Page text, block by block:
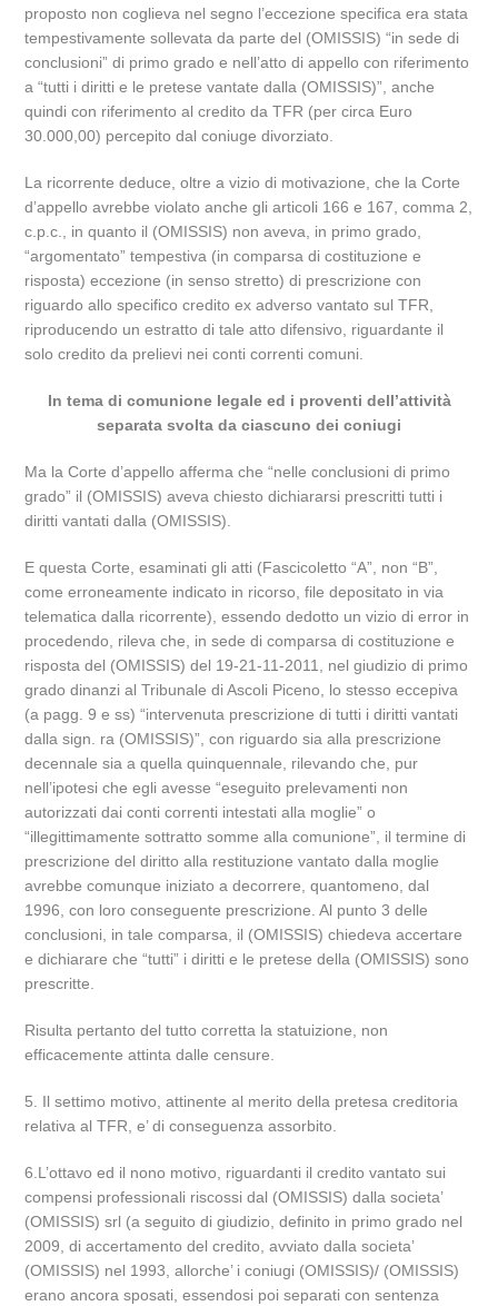
proposto non coglieva nel segno l’eccezione specifica era stata
tempestivamente sollevata da parte del (OMISSIS) “in sede di
conclusioni” di primo grado e nell’atto di appello con riferimento
a “tutti i diritti e le pretese vantate dalla (OMISSIS)”, anche
quindi con riferimento al credito da TFR (per circa Euro
30.000,00) percepito dal coniuge divorziato.
La ricorrente deduce, oltre a vizio di motivazione, che la Corte
d’appello avrebbe violato anche gli articoli 166 e 167, comma 2,
c.p.c., in quanto il (OMISSIS) non aveva, in primo grado,
“argomentato” tempestiva (in comparsa di costituzione e
risposta) eccezione (in senso stretto) di prescrizione con
riguardo allo specifico credito ex adverso vantato sul TFR,
riproducendo un estratto di tale atto difensivo, riguardante il
solo credito da prelievi nei conti correnti comuni.
In tema di comunione legale ed i proventi dell’attività
separata svolta da ciascuno dei coniugi
Ma la Corte d’appello afferma che “nelle conclusioni di primo
grado” il (OMISSIS) aveva chiesto dichiararsi prescritti tutti i
diritti vantati dalla (OMISSIS).
E questa Corte, esaminati gli atti (Fascicoletto “A”, non “B”,
come erroneamente indicato in ricorso, file depositato in via
telematica dalla ricorrente), essendo dedotto un vizio di error in
procedendo, rileva che, in sede di comparsa di costituzione e
risposta del (OMISSIS) del 19-21-11-2011, nel giudizio di primo
grado dinanzi al Tribunale di Ascoli Piceno, lo stesso eccepiva
(a pagg. 9 e ss) “intervenuta prescrizione di tutti i diritti vantati
dalla sign. ra (OMISSIS)”, con riguardo sia alla prescrizione
decennale sia a quella quinquennale, rilevando che, pur
nell’ipotesi che egli avesse “eseguito prelevamenti non
autorizzati dai conti correnti intestati alla moglie” o
“illegittimamente sottratto somme alla comunione”, il termine di
prescrizione del diritto alla restituzione vantato dalla moglie
avrebbe comunque iniziato a decorrere, quantomeno, dal
1996, con loro conseguente prescrizione. Al punto 3 delle
conclusioni, in tale comparsa, il (OMISSIS) chiedeva accertare
e dichiarare che “tutti” i diritti e le pretese della (OMISSIS) sono
prescritte.
Risulta pertanto del tutto corretta la statuizione, non
efficacemente attinta dalle censure.
5. Il settimo motivo, attinente al merito della pretesa creditoria
relativa al TFR, e’ di conseguenza assorbito.
6.L’ottavo ed il nono motivo, riguardanti il credito vantato sui
compensi professionali riscossi dal (OMISSIS) dalla societa’
(OMISSIS) srl (a seguito di giudizio, definito in primo grado nel
2009, di accertamento del credito, avviato dalla societa’
(OMISSIS) nel 1993, allorche’ i coniugi (OMISSIS)/ (OMISSIS)
erano ancora sposati, essendosi poi separati con sentenza